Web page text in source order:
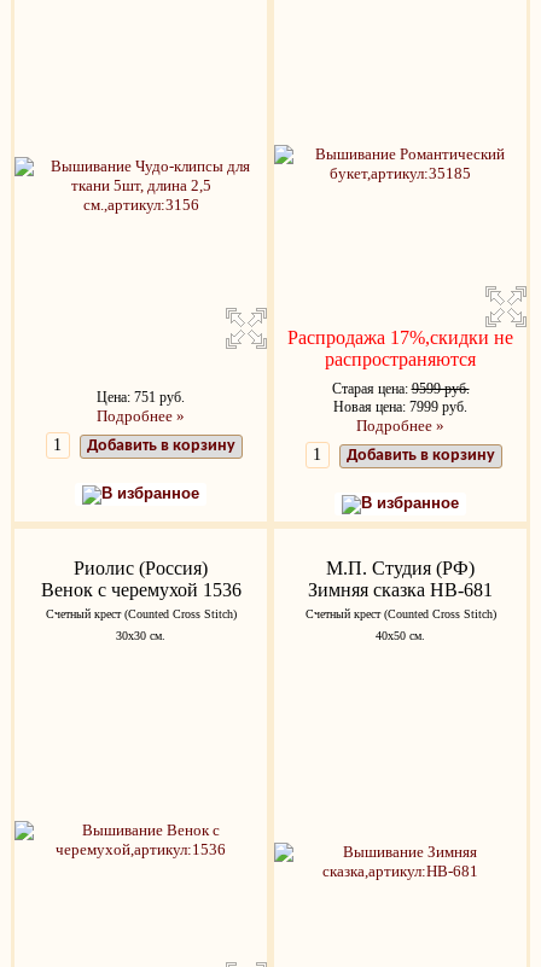
Цена: 751 руб.
Подробнее »
Добавить в корзину
В избранное
Распродажа 17%,скидки не
распространяются
Старая цена:9599 руб.
Новая цена: 7999 руб.
Подробнее »
Добавить в корзину
В избранное
Риолис (Россия)
Венок с черемухой 1536
Счетный крест (Counted Cross Stitch)
30х30 см.
М.П. Студия (РФ)
Зимняя сказка НВ-681
Счетный крест (Counted Cross Stitch)
40х50 см.